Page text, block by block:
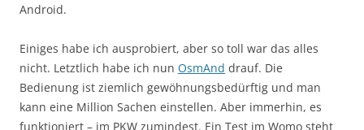
Android.
Einiges habe ich ausprobiert, aber so toll war das alles
nicht. Letztlich habe ich nun OsmAnd drauf. Die
Bedienung ist ziemlich gewöhnungsbedürftig und man
kann eine Million Sachen einstellen. Aber immerhin, es
funktioniert – im PKW zumindest. Ein Test im Womo steht